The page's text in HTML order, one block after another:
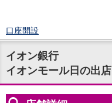
口座開設
ログイン
チャット
メニュー
商品・サービス
預金
イオン銀行
イオンモール日の出店